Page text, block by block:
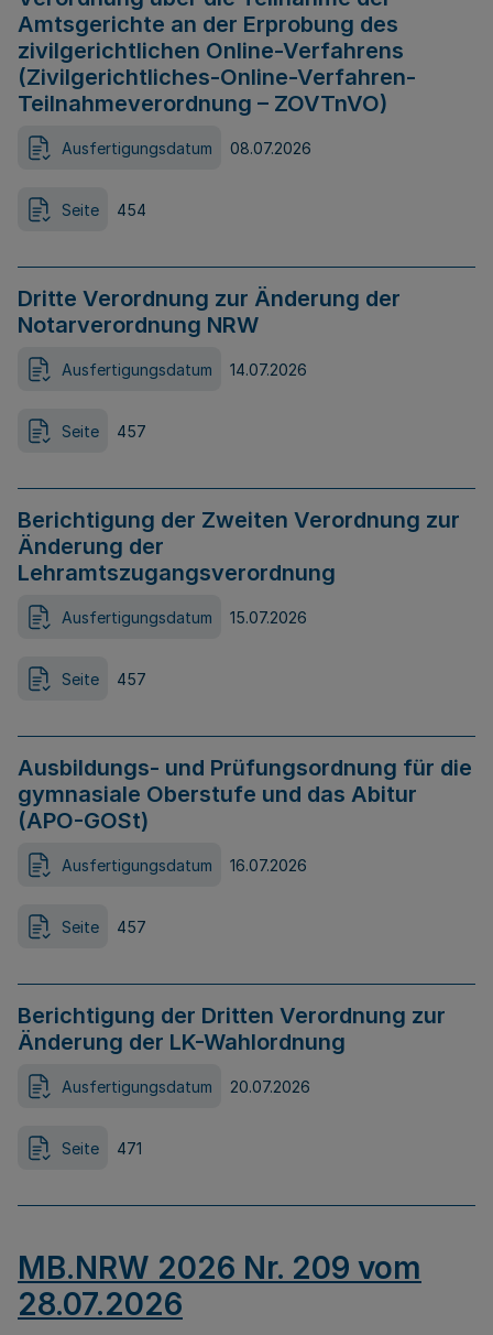
Amtsgerichte an der Erprobung des
zivilgerichtlichen Online-Verfahrens
(Zivilgerichtliches-Online-Verfahren-
Teilnahmeverordnung – ZOVTnVO)
Ausfertigungsdatum 08.07.2026
Seite 454
Dritte Verordnung zur Änderung der
Notarverordnung NRW
Ausfertigungsdatum 14.07.2026
Seite 457
Berichtigung der Zweiten Verordnung zur
Änderung der
Lehramtszugangsverordnung
Ausfertigungsdatum 15.07.2026
Seite 457
Ausbildungs- und Prüfungsordnung für die
gymnasiale Oberstufe und das Abitur
(APO-GOSt)
Ausfertigungsdatum 16.07.2026
Seite 457
Berichtigung der Dritten Verordnung zur
Änderung der LK-Wahlordnung
Ausfertigungsdatum 20.07.2026
Seite 471
MB.NRW 2026 Nr. 209 vom
28.07.2026